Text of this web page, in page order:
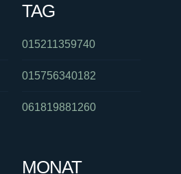
TAG
015211359740
015756340182
061819881260
MONAT